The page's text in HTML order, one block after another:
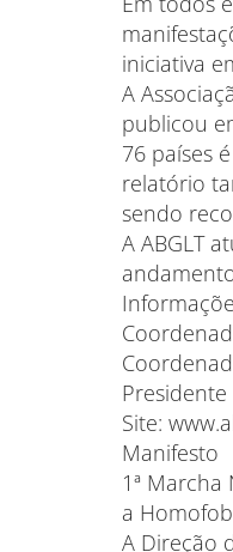
iniciativa
A
publicou
76 países
relatório
sendo
A ABGLT
Presidente
Site:
Manifesto
1ª
a
A Direção